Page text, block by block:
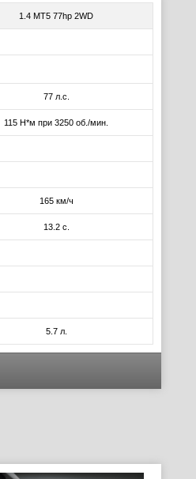
1.4 MT5 77hp 2WD
77 л.с.
115 Н*м при 3250 об./мин.
165 км/ч
13.2 с.
5.7 л.